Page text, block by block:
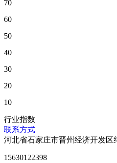
70
60
50
40
30
20
10
行业指数
联系方式
河北省石家庄市晋州经济开发区
15630122398